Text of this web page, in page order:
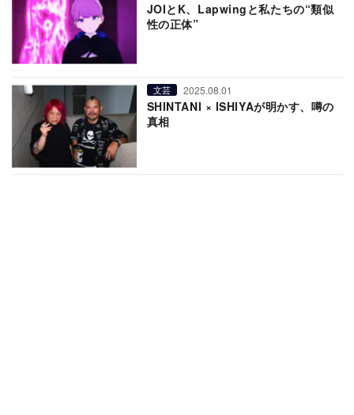
JOIとK、Lapwingと私たちの“類似
性の正体”
文芸 2025.08.01
SHINTANI × ISHIYAが明かす、噂の
真相